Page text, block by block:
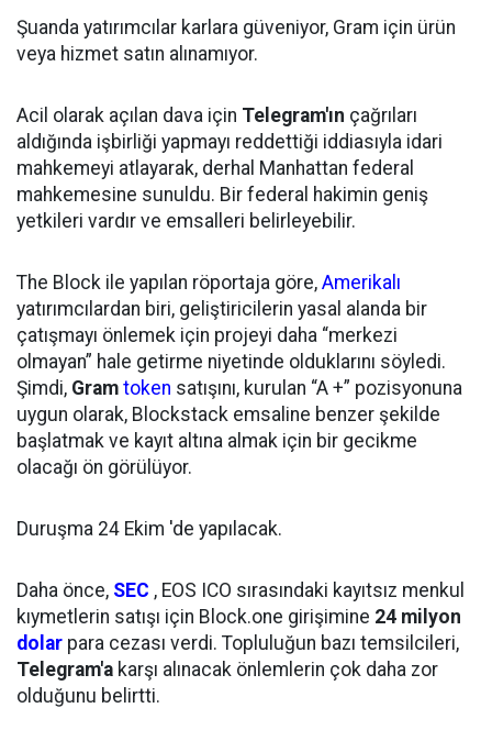
Şuanda yatırımcılar karlara güveniyor, Gram için ürün
veya hizmet satın alınamıyor.
Acil olarak açılan dava için Telegram'ın çağrıları
aldığında işbirliği yapmayı reddettiği iddiasıyla idari
mahkemeyi atlayarak, derhal Manhattan federal
mahkemesine sunuldu. Bir federal hakimin geniş
yetkileri vardır ve emsalleri belirleyebilir.
The Block ile yapılan röportaja göre, Amerikalı
yatırımcılardan biri, geliştiricilerin yasal alanda bir
çatışmayı önlemek için projeyi daha “merkezi
olmayan” hale getirme niyetinde olduklarını söyledi.
Şimdi, Gram token satışını, kurulan “A +” pozisyonuna
uygun olarak, Blockstack emsaline benzer şekilde
başlatmak ve kayıt altına almak için bir gecikme
olacağı ön görülüyor.
Duruşma 24 Ekim 'de yapılacak.
Daha önce, SEC , EOS ICO sırasındaki kayıtsız menkul
kıymetlerin satışı için Block.one girişimine 24 milyon
dolar para cezası verdi. Topluluğun bazı temsilcileri,
Telegram'a karşı alınacak önlemlerin çok daha zor
olduğunu belirtti.